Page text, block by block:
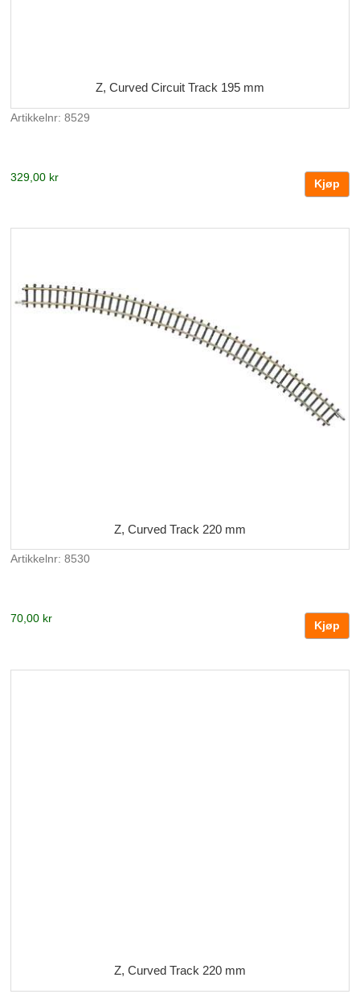
Z, Curved Circuit Track 195 mm
Artikkelnr: 8529
329,00 kr
Z, Curved Track 220 mm
Artikkelnr: 8530
70,00 kr
Z, Curved Track 220 mm